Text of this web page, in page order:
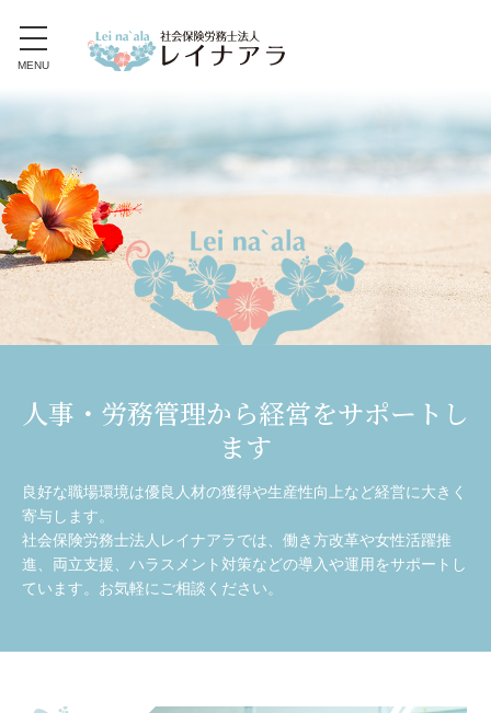
toggle
navigation
MENU
人事・労務管理から経営をサポートし
ます
良好な職場環境は優良人材の獲得や生産性向上など経営に大きく
寄与します。
社会保険労務士法人レイナアラでは、働き方改革や女性活躍推
進、両立支援、ハラスメント対策などの導入や運用をサポートし
ています。お気軽にご相談ください。